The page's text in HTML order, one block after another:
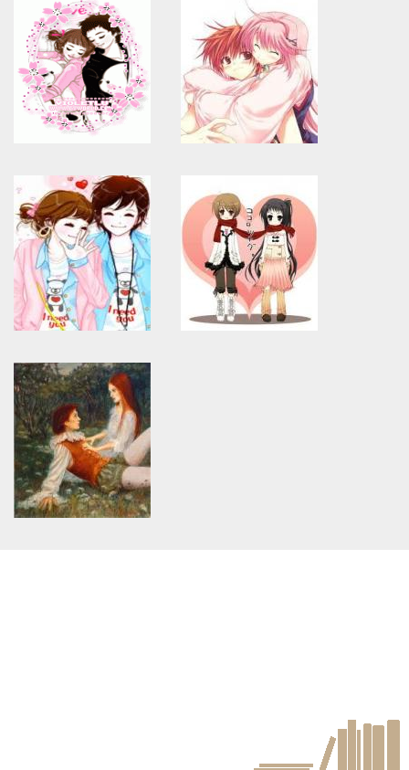
: Use of undefined
constant article_topic -
assumed 'article_topic' (this
will throw an Error in a future
version of PHP) in
/home/keedkean/domains/keedkean.com/public_html/include/article/
on line
534
โสดนานแร้วอยากมี คนดูแล
หัวใจครับ
constant article_topic -
assumed 'article_topic' (this
will throw an Error in a future
version of PHP) in
/home/keedkean/domains/
on line534
รักวุ่นวายของยัยน่ารัก
Warning: Use of undefined
constant article_topic -
assumed 'article_topic' (this
will throw an Error in a future
version of PHP) in
/home/keedkean/domains/keedkean.com/public_html/include/article/
on line534
---Love School รักในวัยเรียน---